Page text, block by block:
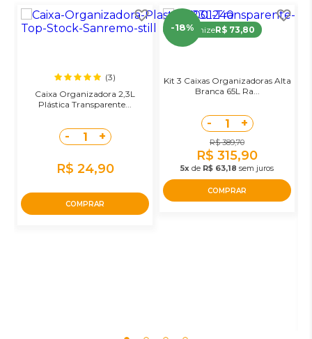
(3)
Caixa Organizadora 2,3L
Plástica Transparente...
- 1 +
R$ 24,90
COMPRAR
-18%
EconomizeR$ 73,80
Kit 3 Caixas Organizadoras Alta
Branca 65L Ra...
- 1 +
R$ 389,70
R$ 315,90
5x de R$ 63,18 sem juros
COMPRAR